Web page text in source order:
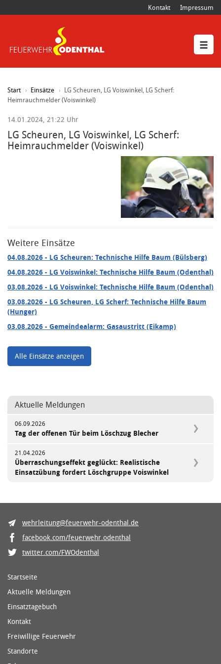
Kontakt Impressum
Start Einsätze
LG Scheuren, LG Voiswinkel, LG Scherf:
Heimrauchmelder (Voiswinkel)
14.01.2024, 21:22 Uhr
LG Scheuren, LG Voiswinkel, LG Scherf:
Heimrauchmelder (Voiswinkel)
Weitere Einsätze
04.08.2026 - LG Scheuren: Technische Hilfe Baum (Bülsberg)
04.08.2026 - LG Voiswinkel: Technische Hilfe Baum (Odenthal)
03.08.2026 - LG Voiswinkel: Technische Hilfe Baum (Odenthal)
03.08.2026 - LG Scheuren, LG Scherf: Technische Hilfe Baum
(Hunger)
03.08.2026 - Gemeindealarm: Gasaustritt (Eikamp)
Alle Einsätze anzeigen
Aktuelle Meldungen
06.09.2026
Tag der offenen Tür beim Löschzug Blecher
21.04.2026
Überraschungseffekt geglückt: Realistische
Einsatzübung fordert Löschgruppe Voiswinkel
wehrleitung@feuerwehr-odenthal.de
facebook.com/feuerwehr.odenthal
twitter.com/FWOdenthal
Startseite
Aktuelle Meldungen
Einsatztagebuch
Kontakt
Freiwillige Feuerwehr
Standorte